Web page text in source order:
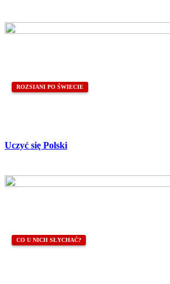
ROZSIANI PO ŚWIECIE
Uczyć się Polski
CO U NICH SŁYCHAĆ?